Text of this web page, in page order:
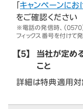
「キャンペーンに
をご確認ください
※電話の発信時、（0570
フィックス番号を付けて
【5】
当社が定め
こと
詳細は特典適用対